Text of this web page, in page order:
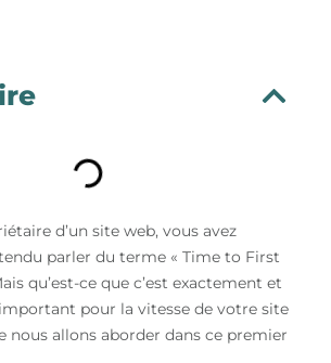
d’un site web, vous avez
parler du terme « Time to First
qu’est-ce que c’est exactement et
pour la vitesse de votre site
nous allons aborder dans ce premier